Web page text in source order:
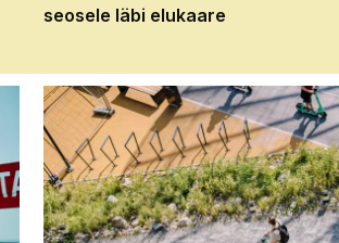
seosele läbi elukaare